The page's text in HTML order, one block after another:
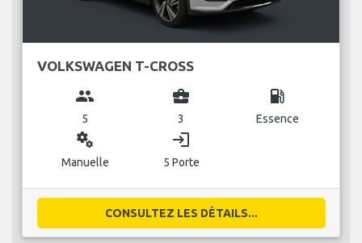
VOLKSWAGEN T-CROSS
group
5
business_center
3
local_gas_station
Essence
miscellaneous_services
Manuelle
login
5 Porte
CONSULTEZ LES DÉTAILS...